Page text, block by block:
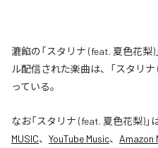
漉餡の「スタリナ (feat. 夏色花梨
ル配信された楽曲は、「スタリ
っている。
なお「スタリナ (feat. 夏色花梨)」
MUSIC、 YouTube Music、 Amazon